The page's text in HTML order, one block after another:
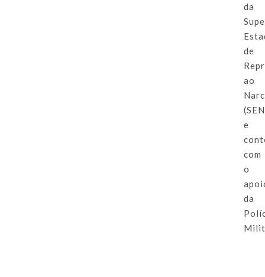
da
de
ao
e
com
o
da